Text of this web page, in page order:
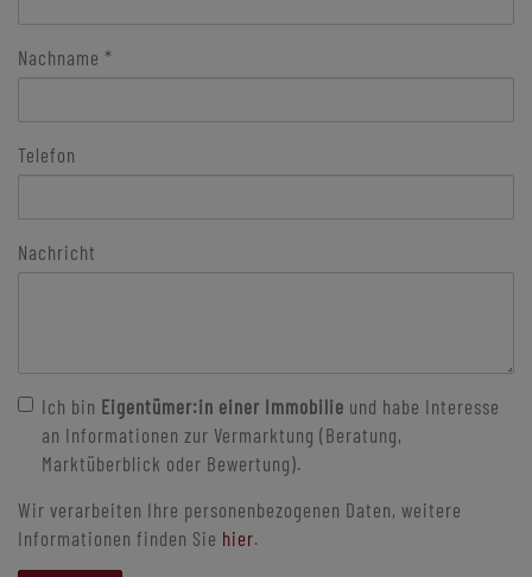
Nachname
Telefon
Nachricht
Ich bin Eigentümer:in einer Immobilie und habe Interesse
an Informationen zur Vermarktung (Beratung,
Marktüberblick oder Bewertung).
Wir verarbeiten Ihre personenbezogenen Daten, weitere
Informationen finden Sie hier.